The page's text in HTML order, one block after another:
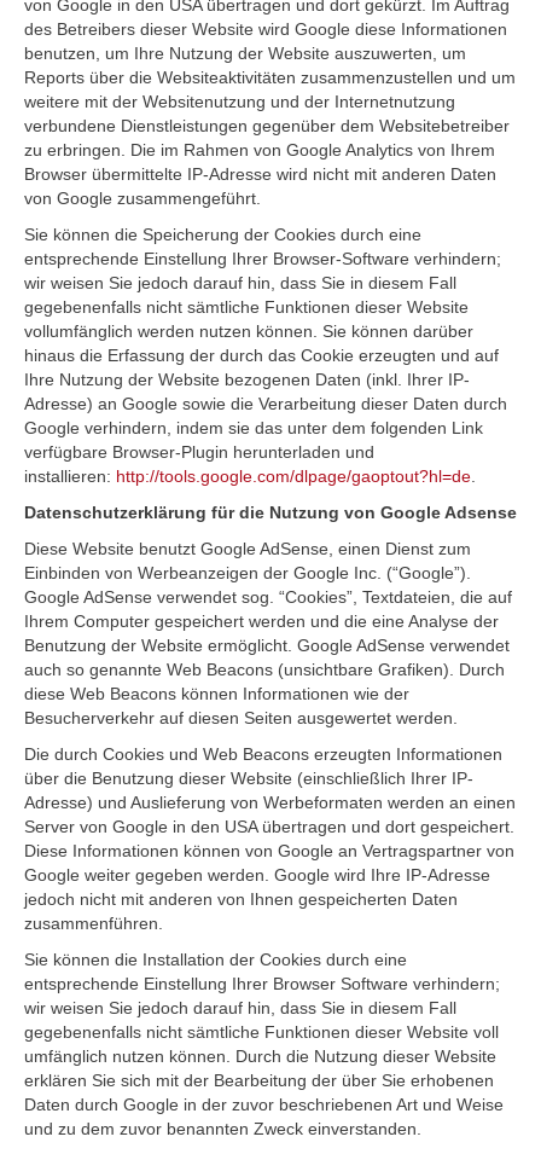
von Google in den USA übertragen und dort gekürzt. Im Auftrag
des Betreibers dieser Website wird Google diese Informationen
benutzen, um Ihre Nutzung der Website auszuwerten, um
Reports über die Websiteaktivitäten zusammenzustellen und um
weitere mit der Websitenutzung und der Internetnutzung
verbundene Dienstleistungen gegenüber dem Websitebetreiber
zu erbringen. Die im Rahmen von Google Analytics von Ihrem
Browser übermittelte IP-Adresse wird nicht mit anderen Daten
von Google zusammengeführt.
Sie können die Speicherung der Cookies durch eine
entsprechende Einstellung Ihrer Browser-Software verhindern;
wir weisen Sie jedoch darauf hin, dass Sie in diesem Fall
gegebenenfalls nicht sämtliche Funktionen dieser Website
vollumfänglich werden nutzen können. Sie können darüber
hinaus die Erfassung der durch das Cookie erzeugten und auf
Ihre Nutzung der Website bezogenen Daten (inkl. Ihrer IP-
Adresse) an Google sowie die Verarbeitung dieser Daten durch
Google verhindern, indem sie das unter dem folgenden Link
verfügbare Browser-Plugin herunterladen und
installieren: http://tools.google.com/dlpage/gaoptout?hl=de
Datenschutzerklärung für die Nutzung von Google Adsense
Diese Website benutzt Google AdSense, einen Dienst zum
Einbinden von Werbeanzeigen der Google Inc. (“Google”).
Google AdSense verwendet sog. “Cookies”, Textdateien, die auf
Ihrem Computer gespeichert werden und die eine Analyse der
Benutzung der Website ermöglicht. Google AdSense verwendet
auch so genannte Web Beacons (unsichtbare Grafiken). Durch
diese Web Beacons können Informationen wie der
Besucherverkehr auf diesen Seiten ausgewertet werden.
Die durch Cookies und Web Beacons erzeugten Informationen
über die Benutzung dieser Website (einschließlich Ihrer IP-
Adresse) und Auslieferung von Werbeformaten werden an einen
Server von Google in den USA übertragen und dort gespeichert.
Diese Informationen können von Google an Vertragspartner von
Google weiter gegeben werden. Google wird Ihre IP-Adresse
jedoch nicht mit anderen von Ihnen gespeicherten Daten
zusammenführen.
Sie können die Installation der Cookies durch eine
entsprechende Einstellung Ihrer Browser Software verhindern;
wir weisen Sie jedoch darauf hin, dass Sie in diesem Fall
gegebenenfalls nicht sämtliche Funktionen dieser Website voll
umfänglich nutzen können. Durch die Nutzung dieser Website
erklären Sie sich mit der Bearbeitung der über Sie erhobenen
Daten durch Google in der zuvor beschriebenen Art und Weise
und zu dem zuvor benannten Zweck einverstanden.